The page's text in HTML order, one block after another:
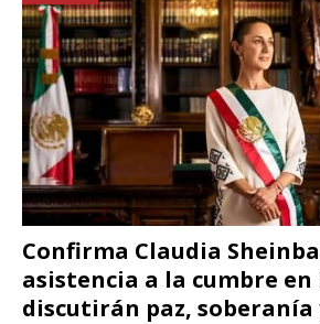
Confirma Claudia
asistencia a la cumbre en
discutirán paz, soberanía